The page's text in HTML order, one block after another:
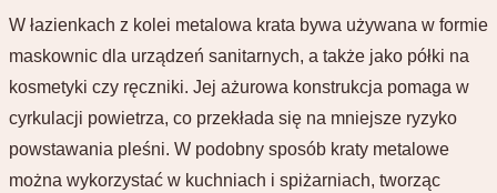
W łazienkach z kolei metalowa krata bywa używana w formie
maskownic dla urządzeń sanitarnych, a także jako półki na
kosmetyki czy ręczniki. Jej ażurowa konstrukcja pomaga w
cyrkulacji powietrza, co przekłada się na mniejsze ryzyko
powstawania pleśni. W podobny sposób kraty metalowe
można wykorzystać w kuchniach i spiżarniach, tworząc